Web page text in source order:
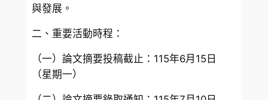
與發展。
二、重要活動時程：
（一）論文摘要投稿截止：115年6月15日
（星期一）